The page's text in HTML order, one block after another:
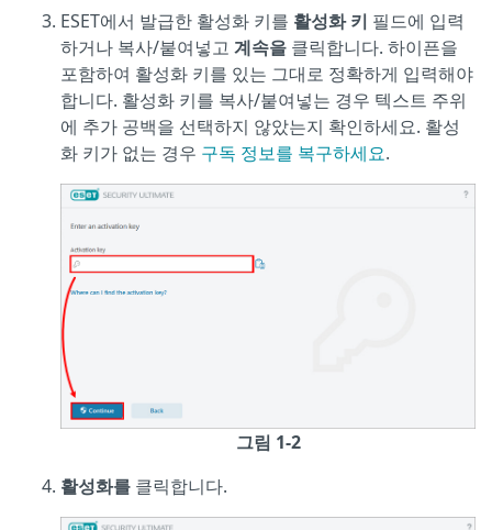
ESET에서 발급한 활성화 키를 활성화 키 필드에 입력
하거나 복사/붙여넣고 계속을 클릭합니다. 하이픈을
포함하여 활성화 키를 있는 그대로 정확하게 입력해야
합니다. 활성화 키를 복사/붙여넣는 경우 텍스트 주위
에 추가 공백을 선택하지 않았는지 확인하세요. 활성
화 키가 없는 경우 구독 정보를 복구하세요.
그림 1-2
활성화를 클릭합니다.